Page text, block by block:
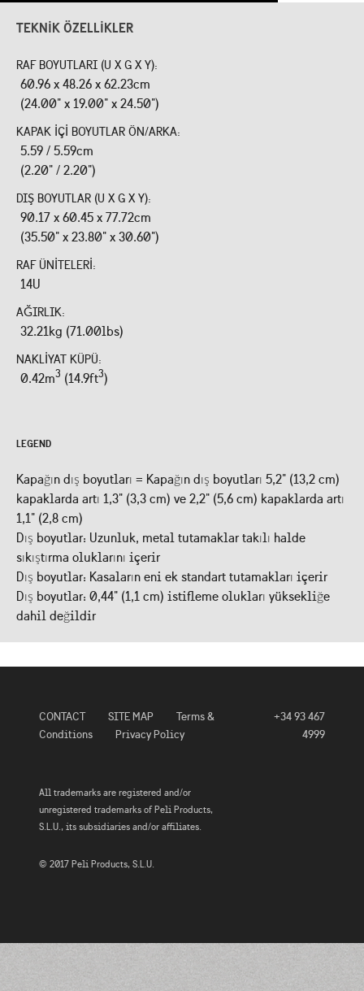
TEKNIK ÖZELLIKLER
RAF BOYUTLARI (U X G X Y):
60.96 x 48.26 x 62.23cm
(24.00" x 19.00" x 24.50")
KAPAK IÇI BOYUTLAR ÖN/ARKA:
5.59 / 5.59cm
(2.20" / 2.20")
DIŞ BOYUTLAR (U X G X Y):
90.17 x 60.45 x 77.72cm
(35.50" x 23.80" x 30.60")
RAF ÜNITELERI:
14U
AĞIRLIK:
32.21kg (71.00lbs)
NAKLIYAT KÜPÜ:
0.42m3 (14.9ft3)
LEGEND
Kapağın dış boyutları = Kapağın dış boyutları 5,2" (13,2 cm)
kapaklarda artı 1,3" (3,3 cm) ve 2,2" (5,6 cm) kapaklarda artı
1,1" (2,8 cm)
Dış boyutlar: Uzunluk, metal tutamaklar takılı halde
sıkıştırma oluklarını içerir
Dış boyutlar: Kasaların eni ek standart tutamakları içerir
Dış boyutlar: 0,44" (1,1 cm) istifleme olukları yüksekliğe
dahil değildir
CONTACT SITE MAP
Terms &
Conditions
Privacy Policy
+34 93 467
4999
All trademarks are registered and/or
unregistered trademarks of Peli Products,
S.L.U., its subsidiaries and/or affiliates.
© 2017 Peli Products, S.L.U.